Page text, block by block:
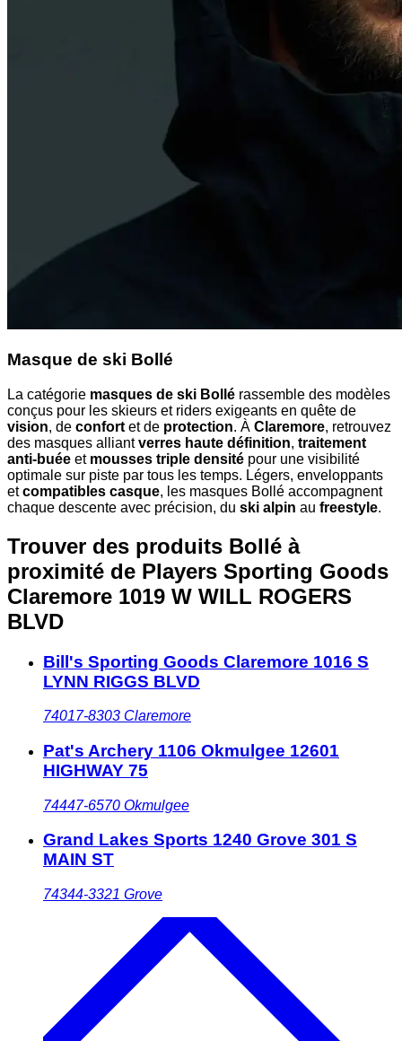
Masque de ski Bollé
La catégorie masques de ski Bollé rassemble des modèles
conçus pour les skieurs et riders exigeants en quête de
vision, de confort et de protection. À Claremore, retrouvez
des masques alliantverres haute définition, traitement
anti-buée et mousses triple densité pour une visibilité
optimale sur piste par tous les temps. Légers, enveloppants
etcompatibles casque, les masques Bollé accompagnent
chaque descente avec précision, du ski alpin au freestyle.
Trouver des produits Bollé à
proximité de Players Sporting Goods
Claremore 1019 W WILL ROGERS
BLVD
Bill's Sporting Goods Claremore 1016 S
LYNN RIGGS BLVD
74017-8303 Claremore
Pat's Archery 1106 Okmulgee 12601
HIGHWAY 75
74447-6570 Okmulgee
Grand Lakes Sports 1240 Grove 301 S
MAIN ST
74344-3321 Grove